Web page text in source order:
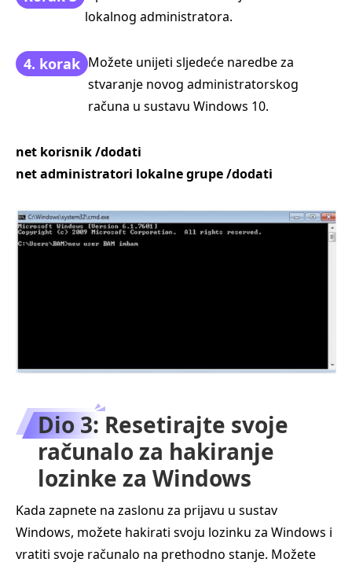
lokalnog administratora.
4. korak Možete unijeti sljedeće naredbe za
stvaranje novog administratorskog
računa u sustavu Windows 10.
net korisnik /dodati
net administratori lokalne grupe /dodati
Dio 3: Resetirajte svoje
računalo za hakiranje
lozinke za Windows
Kada zapnete na zaslonu za prijavu u sustav
Windows, možete hakirati svoju lozinku za Windows i
vratiti svoje računalo na prethodno stanje. Možete